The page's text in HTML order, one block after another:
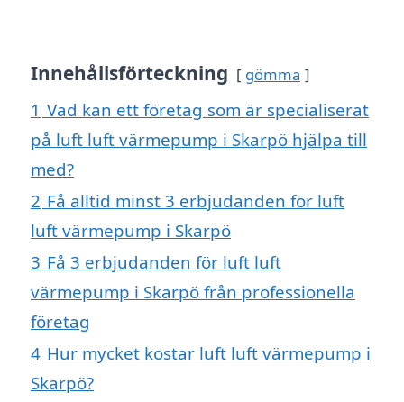
Innehållsförteckning gömma
1 Vad kan ett företag som är specialiserat
på luft luft värmepump i Skarpö hjälpa till
med?
2 Få alltid minst 3 erbjudanden för luft
luft värmepump i Skarpö
3 Få 3 erbjudanden för luft luft
värmepump i Skarpö från professionella
företag
4 Hur mycket kostar luft luft värmepump i
Skarpö?